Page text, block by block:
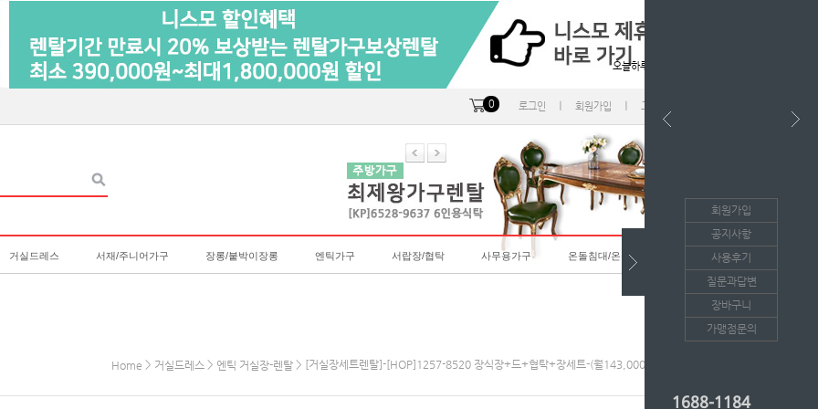
오늘하루 열지않음
0 로그인 회원가입 고객센터
거실드레스 서재/주니어가구 장롱/붙박이장롱 엔틱가구 서랍장/협탁 사무용가구 온돌침대/온돌소파
Home > 거실드레스 > 엔틱 거실장-렌탈 > [거실장세트렌탈]-[HOP]1257-8520 장식장+드+협탁+장세트-(월143,000*36개월/등록비면제)
회원가입
공지사항
사용후기
질문과답변
장바구니
가맹점문의
1688-1184